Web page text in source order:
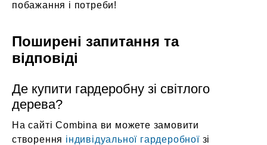
побажання і потреби!
Поширені запитання та
відповіді
Де купити гардеробну зі світлого
дерева?
На сайті Combina ви можете замовити
створення індивідуальної гардеробноїзі